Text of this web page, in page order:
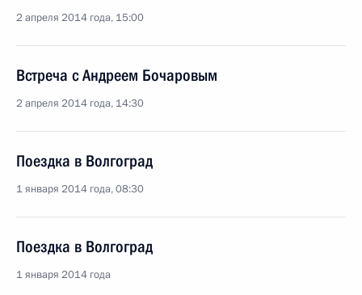
2 апреля 2014 года, 15:00
Встреча с Андреем Бочаровым
2 апреля 2014 года, 14:30
Поездка в Волгоград
1 января 2014 года, 08:30
Поездка в Волгоград
1 января 2014 года